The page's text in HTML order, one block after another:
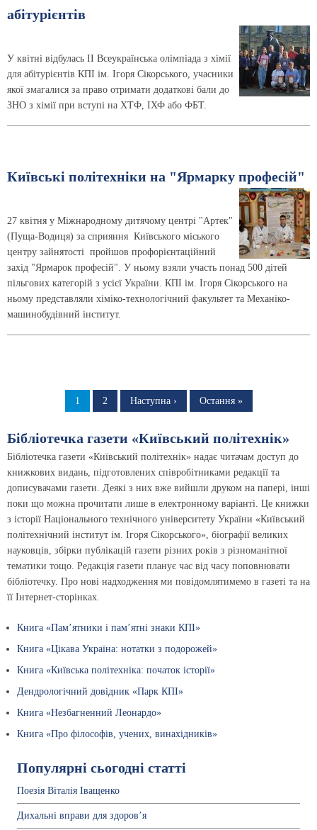
абітурієнтів
У квітні відбулась ІІ Всеукраїнська олімпіада з хімії
для абітурієнтів КПІ ім. Ігоря Сікорського, учасники
якої змагалися за право отримати додаткові бали до
ЗНО з хімії при вступі на ХТФ, ІХФ або ФБТ.
Київські політехніки на "Ярмарку професій"
27 квітня у Міжнародному дитячому центрі "Артек"
(Пуща-Водиця) за сприяння Київського міського
центру зайнятості пройшов профорієнтаційний
захід "Ярмарок професій". У ньому взяли участь понад 500 дітей
пільгових категорій з усієї України. КПІ ім. Ігоря Сікорського на
ньому представляли хіміко-технологічний факультет та Механіко-
машинобудівний інститут.
Сторінка
1 Сторінка
2
Наступна
Наступна ›
Остання
Остання »
Бібліотечка газети «Київський політехнік»
Бібліотечка газети «Київський політехнік» надає читачам доступ до
книжкових видань, підготовлених співробітниками редакції та
дописувачами газети. Деякі з них вже вийшли друком на папері, інші
поки що можна прочитати лише в електронному варіанті. Це книжки
з історії Національного технічного університету України «Київський
політехнічний інститут ім. Ігоря Сікорського», біографії великих
науковців, збірки публікацій газети різних років з різноманітної
тематики тощо. Редакція газети планує час від часу поповнювати
бібліотечку. Про нові надходження ми повідомлятимемо в газеті та на
її Інтернет-сторінках.
Книга «Пам’ятники і пам’ятні знаки КПІ»
Книга «Цікава Україна: нотатки з подорожей»
Книга «Київська політехніка: початок історії»
Дендрологічний довідник «Парк КПІ»
Книга «Незбагненний Леонардо»
Книга «Про філософів, учених, винахідників»
Популярні сьогодні статті
Поезія Віталія Іващенко
Дихальні вправи для здоров’я